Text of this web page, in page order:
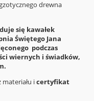
drewna
się kawałek
Świętego Jana
podczas
wiernych i świadków,
icertyfikat